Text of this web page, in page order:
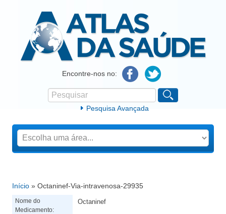
Atlas da SaúdeEncontre-nos no:
Formulário de procura
Pesquisar
Pesquisa Avançada
Está aqui
Início » Octaninef-Via-intravenosa-29935
Nome do
Medicamento:
Octaninef